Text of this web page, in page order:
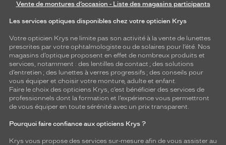
Vente de montures d’occasion - Liste des magasins participants
Les services optiques disponibles chez votre opticien Krys
Votre opticien Krys ne limite pas son activité à la vente de lunettes
prescrites par votre ophtalmologiste ou de solaires pour l’été. Nos
magasins d’optique proposent en effet de nombreux produits et
services, notamment : des lentilles de contact ; des solutions
d’entretien ; des lunettes à verres progressifs ; des conseils pour
vous équiper et choisir votre monture, adulte et enfant.
Faire le choix des opticiens Krys, c’est bénéficier des services de
professionnels dont la formation et l’expérience vous permettront
de vous équiper en toute sérénité avec un prix transparent.
Pourquoi faire confiance aux opticiens Krys ?
Krys vous propose des services sur-mesure afin de vous assister au